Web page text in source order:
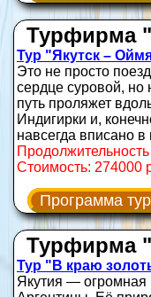
Турфирма
Тур "Якутск –
Это не просто
сердце суровой, но
путь проляжет
Индигирки и,
навсегда вписано в
Стоимость: 274000
Программа
Турфирма
Тур "В краю
Якутия — огромная